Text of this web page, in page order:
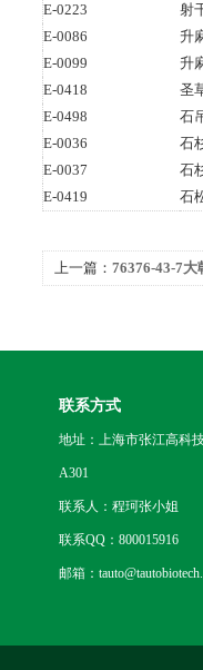
E-0223
射
E-0086
升
E-0099
升
E-0418
圣
E-0498
石
E-0036
石
E-0037
石
E-0419
石
上一篇： 76376-43-7
联系方式
地址：上海市张江高科
A301
联系人：程珂张小姐
联系QQ：800015916
邮箱：